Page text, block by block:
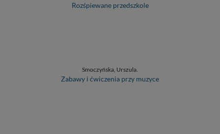
Rozśpiewane przedszkole
Smoczyńska, Urszula.
Zabawy i ćwiczenia przy muzyce